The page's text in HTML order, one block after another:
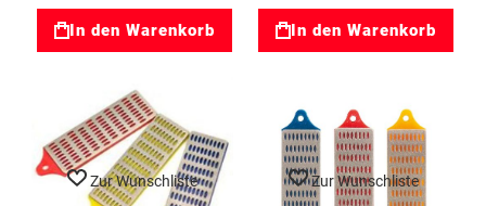
In den Warenkorb In den Warenkorb
Zur Wunschliste Zur Wunschliste